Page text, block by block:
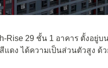
Rise 29 ชั้น 1 อาคาร ตั้งอยู่
ดง ได้ความเป็นส่วนตัวสูง ด้